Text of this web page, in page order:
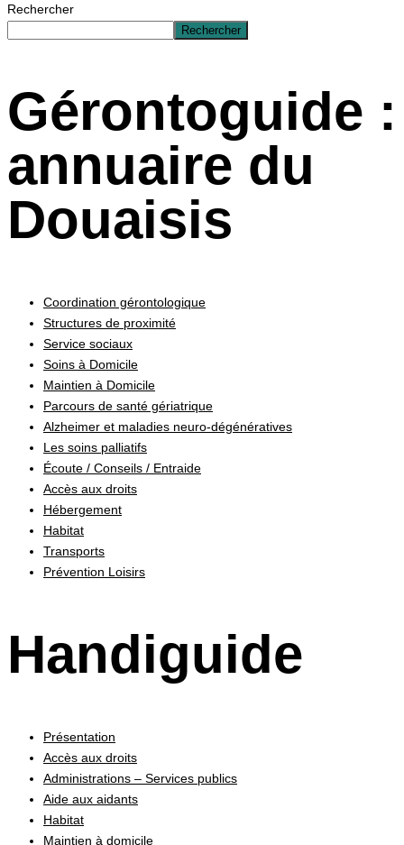
Rechercher
Rechercher
Gérontoguide :
annuaire du
Douaisis
Coordination gérontologique
Structures de proximité
Service sociaux
Soins à Domicile
Maintien à Domicile
Parcours de santé gériatrique
Alzheimer et maladies neuro-dégénératives
Les soins palliatifs
Écoute / Conseils / Entraide
Accès aux droits
Hébergement
Habitat
Transports
Prévention Loisirs
Handiguide
Présentation
Accès aux droits
Administrations – Services publics
Aide aux aidants
Habitat
Maintien à domicile